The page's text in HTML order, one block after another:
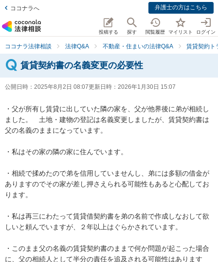
ココナラへ 弁護士の方はこちら
投稿する 探す 閲覧履歴 マイリスト ログイン
ココナラ法律相談 法律Q&A 不動産・住まいの法律Q&A 賃貸契約ト
賃貸契約書の名義変更の必要性
公開日時： 2025年8月2日 08:07更新日時： 2026年1月30日 15:07
・父が所有し賃貸に出していた隣の家を、父が他界後に弟が相続し
ました。　土地・建物の登記は名義変更しましたが、賃貸契約書は
父の名義のままになっています。
・私はその家の隣の家に住んでいます。
・相続で揉めたので弟を信用していませんし、弟には多額の借金が
ありますのでその家が差し押さえられる可能性もあると心配してお
ります。
・私は再三にわたって賃貸借契約書を弟の名前で作成しなおして欲
しいと頼んでいますが、２年以上はぐらかされています。
・このまま父の名義の賃貸契約書のままで何か問題が起こった場合
に、父の相続人として半分の責任を追及される可能性はあります